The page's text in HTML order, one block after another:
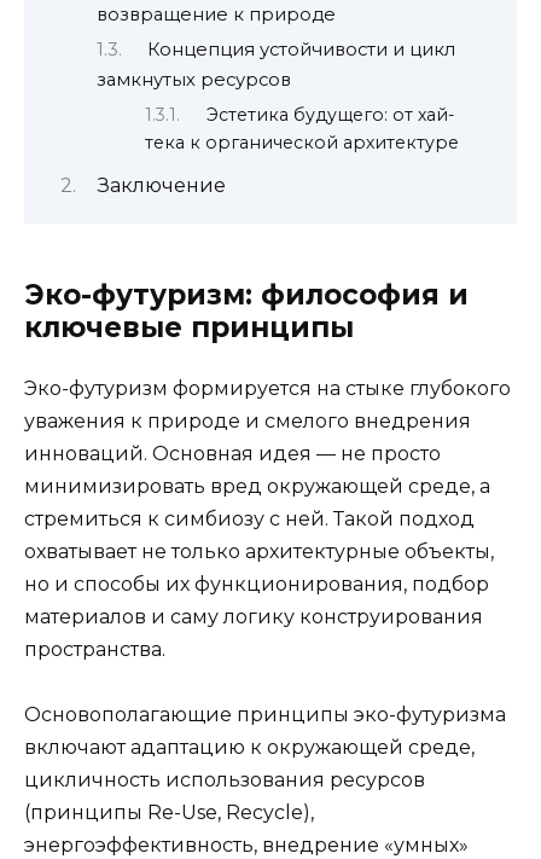
возвращение к природе
Концепция устойчивости и цикл
замкнутых ресурсов
Эстетика будущего: от хай-
тека к органической архитектуре
Заключение
Эко-футуризм: философия и
ключевые принципы
Эко-футуризм формируется на стыке глубокого
уважения к природе и смелого внедрения
инноваций. Основная идея — не просто
минимизировать вред окружающей среде, а
стремиться к симбиозу с ней. Такой подход
охватывает не только архитектурные объекты,
но и способы их функционирования, подбор
материалов и саму логику конструирования
пространства.
Основополагающие принципы эко-футуризма
включают адаптацию к окружающей среде,
цикличность использования ресурсов
(принципы Re-Use, Recycle),
энергоэффективность, внедрение «умных»